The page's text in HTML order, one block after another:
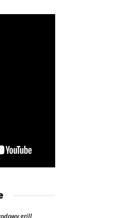
grill